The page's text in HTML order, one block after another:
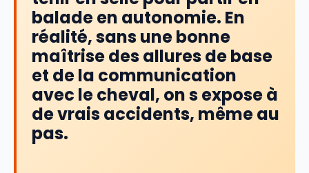
balade en autonomie. En
réalité, sans une bonne
maîtrise des allures de base
et de la communication
avec le cheval, on s expose à
de vrais accidents, même au
pas.